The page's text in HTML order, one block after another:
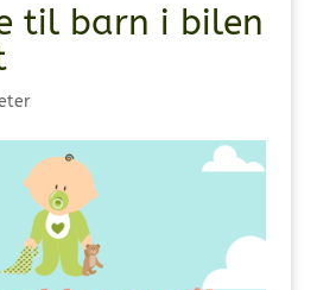
til barn i bilen